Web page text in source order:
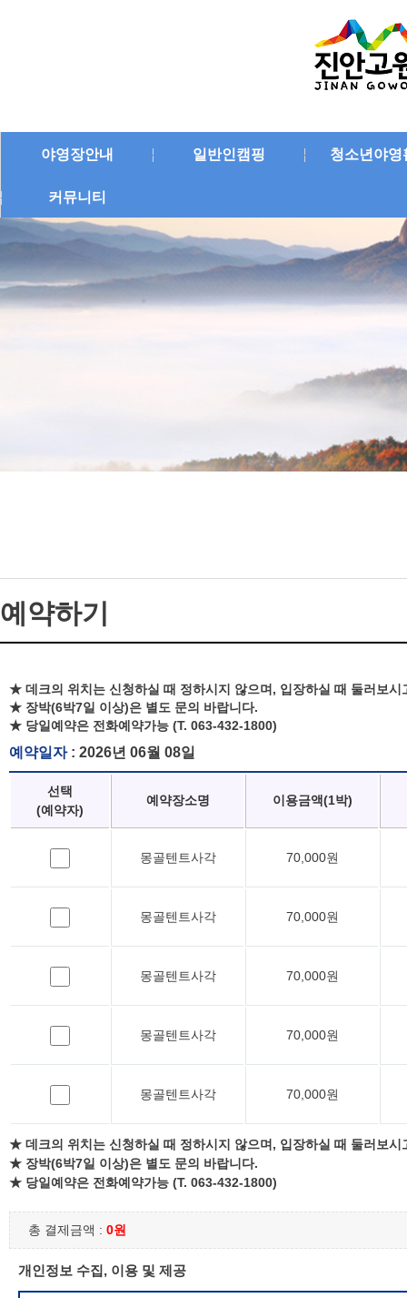
야영장안내 일반인캠핑 청소년야영
커뮤니티
예약하기
★ 데크의 위치는 신청하실 때 정하시지 않으며, 입장하실 때 둘러보시
★ 장박(6박7일 이상)은 별도 문의 바랍니다.
★ 당일예약은 전화예약가능 (T. 063-432-1800)
예약일자: 2026년 06월 08일
선택
(예약자)
예약장소명 이용금액(1박)
몽골텐트사각 70,000원
몽골텐트사각 70,000원
몽골텐트사각 70,000원
몽골텐트사각 70,000원
몽골텐트사각 70,000원
★ 데크의 위치는 신청하실 때 정하시지 않으며, 입장하실 때 둘러보시
★ 장박(6박7일 이상)은 별도 문의 바랍니다.
★ 당일예약은 전화예약가능 (T. 063-432-1800)
총 결제금액 : 0원
개인정보 수집, 이용 및 제공